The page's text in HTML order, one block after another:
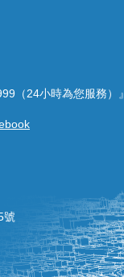
（24小時為您服務）』
號